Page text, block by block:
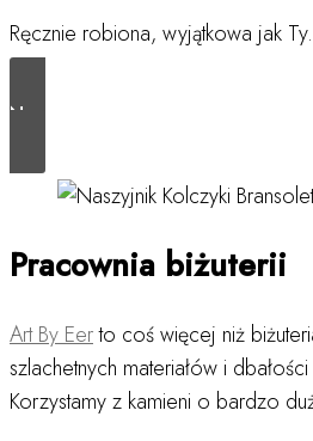
Ręcznie robiona, wyjątkowa jak Ty.
Nasze Produkty
Pracownia biżuterii
Art By Eerto coś więcej niż
szlachetnych materiałów i
Korzystamy z kamieni o bardzo